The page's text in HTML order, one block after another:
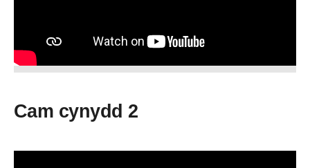
Cam cynydd 2